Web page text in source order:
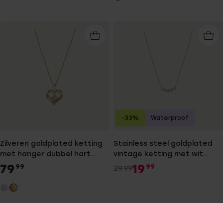
Zilveren goldplated ketting
met hanger dubbel hart
zirkonia
79 99
Stainless steel goldplated
vintage ketting met wit
zirkonia
29.9919 99
-33% Waterproof